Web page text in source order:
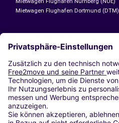
Mietwagen Flughafen Dortmund (DTM)
CARSHARING
UNSERE STÄDTE
Paris
Madrid
Washington DC
Mailand
Rom
Turin